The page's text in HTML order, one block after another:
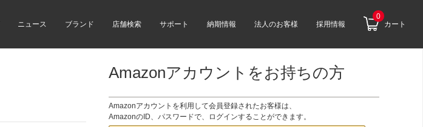
ニュース ブランド 店舗検索 サポート 納期情報 法人のお客様 採用情報
0
カート
Amazonアカウントをお持ちの方
Amazonアカウントを利用して会員登録されたお客様は、
AmazonのID、パスワードで、ログインすることができます。